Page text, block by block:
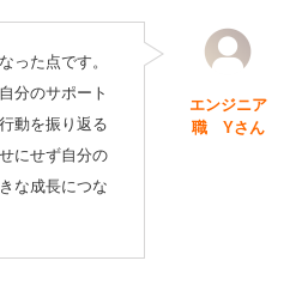
った点です。
分のサポート
動を振り返る
にせず自分の
な成長につな
エンジニア
職 Yさん